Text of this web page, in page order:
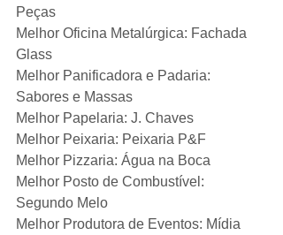
Peças
Melhor Oficina Metalúrgica: Fachada
Glass
Melhor Panificadora e Padaria:
Sabores e Massas
Melhor Papelaria: J. Chaves
Melhor Peixaria: Peixaria P&F
Melhor Pizzaria: Água na Boca
Melhor Posto de Combustível:
Segundo Melo
Melhor Produtora de Eventos: Mídia